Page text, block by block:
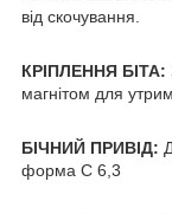
від скочування.
КРІПЛЕННЯ БІТА:
магнітом для
БІЧНИЙ ПРИВІД:
форма C 6,3